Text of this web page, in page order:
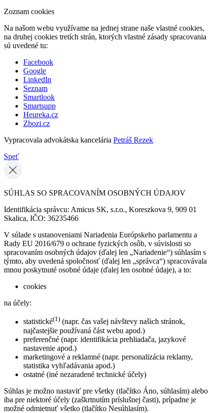
Zoznam cookies
Na našom webu využívame na jednej strane naše vlastné cookies,
na druhej cookies tretích strán, ktorých vlastné zásady spracovania
sú uvedené tu:
Facebook
Google
LinkedIn
Seznam
Smartlook
Smartsupp
Heureka.cz
Zbozi.cz
Vypracovala advokátska kancelária Petráš Rezek
Speť
SÚHLAS SO SPRACOVANÍM OSOBNÝCH ÚDAJOV
Identifikácia správcu: Amicus SK, s.r.o., Koreszkova 9, 909 01
Skalica, IČO: 36235466
V súlade s ustanoveniami Nariadenia Európskeho parlamentu a
Rady EU 2016/679 o ochrane fyzických osôb, v súvislosti so
spracovaním osobných údajov (ďalej len „Nariadenie“) súhlasím s
týmto, aby uvedená spoločnosť (ďalej len „správca“) spracovávala
mnou poskytnuté osobné údaje (ďalej len osobné údaje), a to:
cookies
na účely:
statistické(1) (napr. čas vašej návštevy našich stránok,
najčastejšie používaná část webu apod.)
preferenčné (napr. identifikácia prehliadača, jazykové
nastavenie apod.)
marketingové a reklamné (napr. personalizácia reklamy,
statistika vyhľadávania apod.)
ostatné (iné nezaradené technické účely)
Súhlas je možno nastaviť pre všetky (tlačítko Áno, súhlasím) alebo
iba pre niektoré účely (zaškrtnutím príslušnej časti), prípadne je
možné odmietnuť všetko (tlačítko Nesúhlasím).